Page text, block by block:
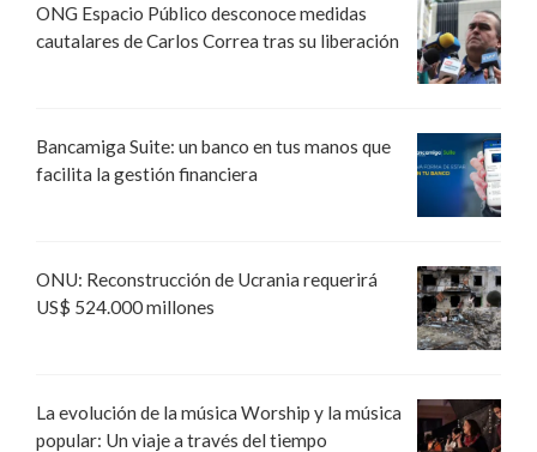
ONG Espacio Público desconoce medidas
cautalares de Carlos Correa tras su liberación
Bancamiga Suite: un banco en tus manos que
facilita la gestión financiera
ONU: Reconstrucción de Ucrania requerirá
US$ 524.000 millones
La evolución de la música Worship y la música
popular: Un viaje a través del tiempo